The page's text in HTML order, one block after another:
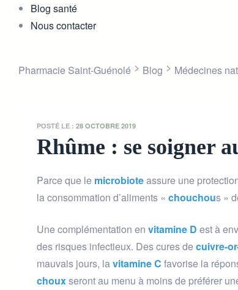
Blog santé
Nous contacter
Pharmacie Saint-Guénolé > Blog > Médecines
POSTÉ LE : 28 OCTOBRE 2019
Rhûme : se soigner
Parce que le microbioteassure une
la consommation d’aliments « chouchous »
Une complémentation en vitamine D est à
des risques infectieux. Des cures de cuivre-
mauvais jours, lavitamine C favorise la
chouxseront au menu à moins de préférer